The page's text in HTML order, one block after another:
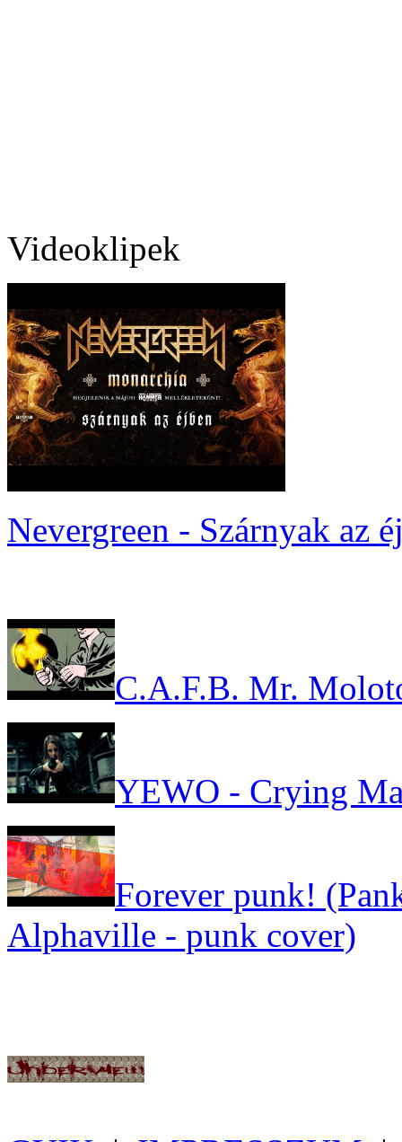
Videoklipek
Nevergreen - Szárnyak az
C.A.F.B. Mr.
YEWO - Crying
Forever punk!
Alphaville - punk cover)